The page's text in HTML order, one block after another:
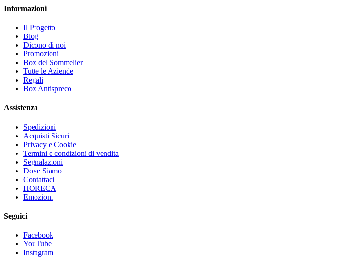
Informazioni
Il Progetto
Blog
Dicono di noi
Promozioni
Box del Sommelier
Tutte le Aziende
Regali
Box Antispreco
Assistenza
Spedizioni
Acquisti Sicuri
Privacy e Cookie
Termini e condizioni di vendita
Segnalazioni
Dove Siamo
Contattaci
HORECA
Emozioni
Seguici
Facebook
YouTube
Instagram